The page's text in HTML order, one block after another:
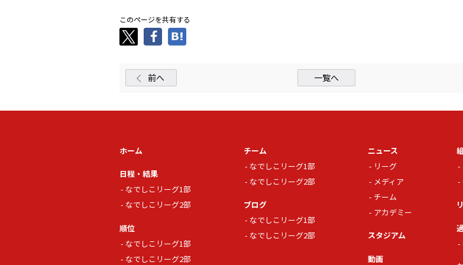
このページを共有する
前へ 一覧へ
ホーム
日程・結果
なでしこリーグ1部
なでしこリーグ2部
順位
なでしこリーグ1部
なでしこリーグ2部
チーム
なでしこリーグ1部
なでしこリーグ2部
ブログ
なでしこリーグ1部
なでしこリーグ2部
ニュース
リーグ
メディア
チーム
アカデミー
スタジアム
動画